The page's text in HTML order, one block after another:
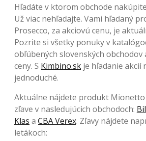
Hľadáte v ktorom obchode
Už viac nehľadajte. Vami hľadaný
Prosecco, za akciovú cenu, je
Pozrite si všetky ponuky v
obľúbených slovenských obchodov
ceny. S Kimbino.sk je hľadanie akcií
jednoduché.
Aktuálne nájdete produkt Mionetto
zľave v nasledujúcich obchodoch:
Klas a CBA Verex. Zľavy nájdete
letákoch: